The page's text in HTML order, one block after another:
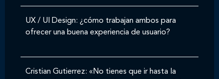
UX / UI Design: ¿cómo trabajan ambos para
ofrecer una buena experiencia de usuario?
Cristian Gutierrez: «No tienes que ir hasta la